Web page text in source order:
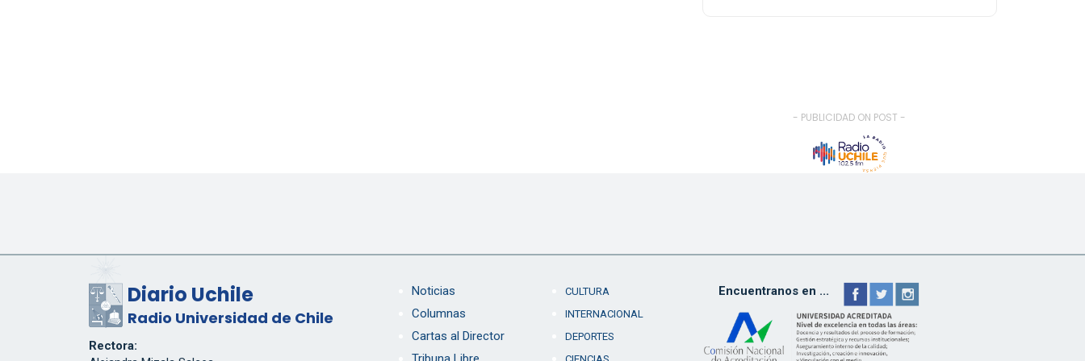
- PUBLICIDAD ON POST -
Diario Uchile
Radio Universidad de Chile
Rectora:
Noticias
Columnas
Cartas al Director
CULTURA
INTERNACIONAL
DEPORTES
Encuentranos en ...